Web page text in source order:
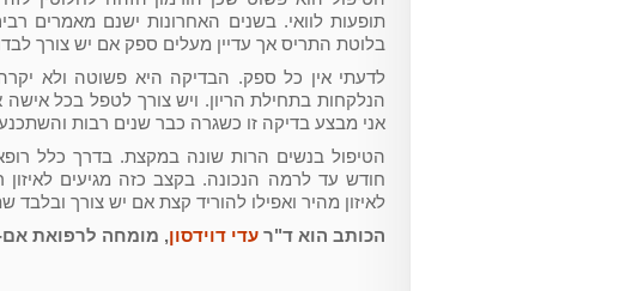
תופעות לוואי. בשנים האחרונות ישנם מאמרים
בלוטת התריס אך עדיין מעלים ספק אם יש צורך
אני מבצע בדיקה זו כשגרה כבר שנים רבות
הטיפול בנשים הרות שונה במקצת. בדרך כלל
חודש עד לרמה הנכונה. בקצב כזה מגיעים לאיזון
לאיזון מהיר ואפילו להוריד קצת אם יש צורך ובלבד
הכותב הוא ד"ר עדי דוידסון, מומחה לרפואת אם-